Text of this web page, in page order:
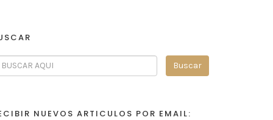
NUEVOS ARTICULOS POR EMAIL: